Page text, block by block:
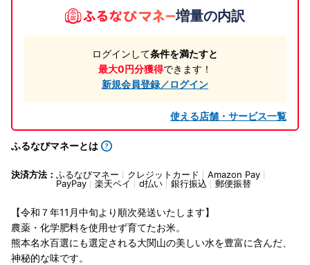
増量の内訳
ログインして条件を満たすと
最大0円分獲得できます！
新規会員登録／ログイン
使える店舗・サービス一覧
ふるなびマネーとは
決済方法： ふるなびマネー クレジットカード
Amazon Pay
PayPay
楽天ペイ d払い 銀行振込 郵便振替
【令和７年11月中旬より順次発送いたします】
農薬・化学肥料を使用せず育てたお米。
熊本名水百選にも選定される大関山の美しい水を豊富に含んだ、
神秘的な味です。